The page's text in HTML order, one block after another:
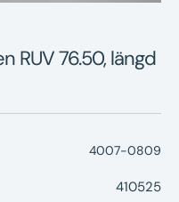
RUV 76.50, längd
4007-0809
410525